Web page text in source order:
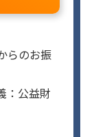
らのお振
：公益財